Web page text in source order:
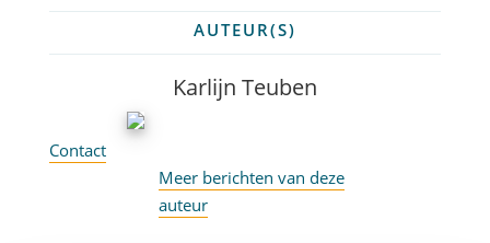
AUTEUR(S)
Karlijn Teuben
Contact
Meer berichten van deze
auteur